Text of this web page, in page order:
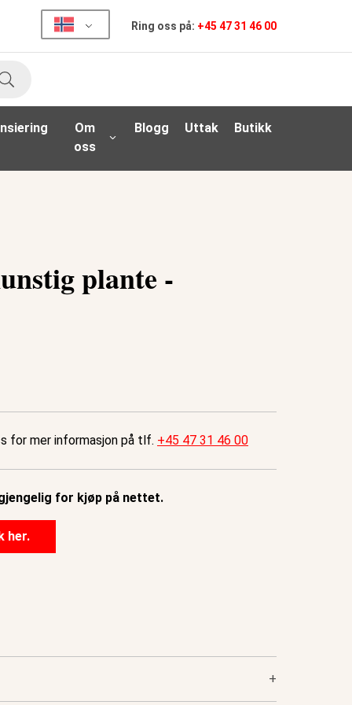
Ring oss på: +45 47 31 46 00
Søk
Om
oss
Blogg Uttak Butikk
plante -
for mer informasjon på tlf. +45 47 31 46 00
for kjøp på nettet.
her.
+